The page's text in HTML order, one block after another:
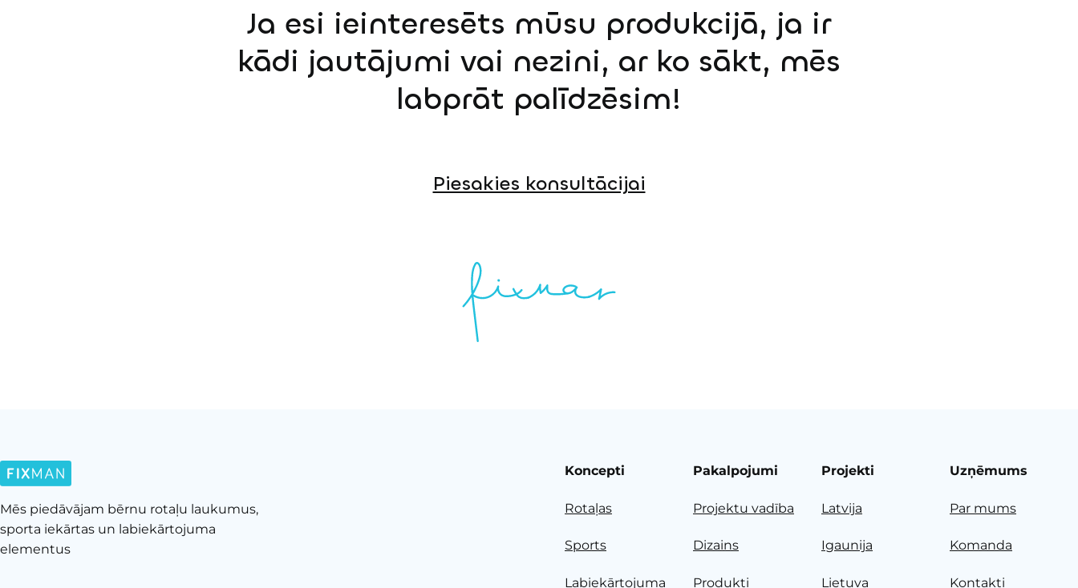
Ja esi ieinteresēts mūsu produkcijā, ja ir
kādi jautājumi vai nezini, ar ko sākt, mēs
labprāt palīdzēsim!
Piesakies konsultācijai
Mēs piedāvājam bērnu rotaļu laukumus,
sporta iekārtas un labiekārtojuma
elementus
Koncepti
Rotaļas
Sports
Labiekārtojuma
Pakalpojumi
Projektu vadība
Dizains
Produkti
Projekti
Latvija
Igaunija
Lietuva
Uzņēmums
Par mums
Komanda
Kontakti